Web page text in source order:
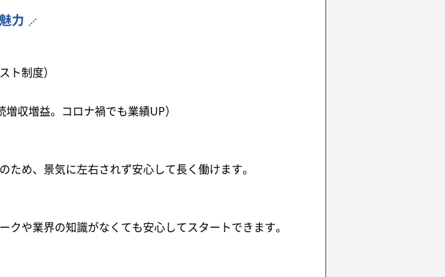
力
ト制度）
収増益。コロナ禍でも業績UP）
め、景気に左右されず安心して長く働けます。
や業界の知識がなくても安心してスタートできます。